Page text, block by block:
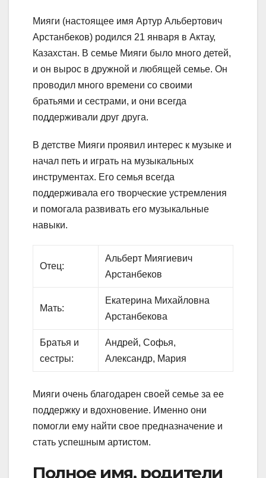
Мияги (настоящее имя Артур Альбертович
Арстанбеков) родился 21 января в Актау,
Казахстан. В семье Мияги было много детей,
и он вырос в дружной и любящей семье. Он
проводил много времени со своими
братьями и сестрами, и они всегда
поддерживали друг друга.
В детстве Мияги проявил интерес к музыке и
начал петь и играть на музыкальных
инструментах. Его семья всегда
поддерживала его творческие устремления
и помогала развивать его музыкальные
навыки.
Отец:
Альберт Миягиевич
Арстанбеков
Мать:
Екатерина Михайловна
Арстанбекова
Братья и
сестры:
Андрей, Софья,
Александр, Мария
Мияги очень благодарен своей семье за ее
поддержку и вдохновение. Именно они
помогли ему найти свое предназначение и
стать успешным артистом.
Полное имя, родители